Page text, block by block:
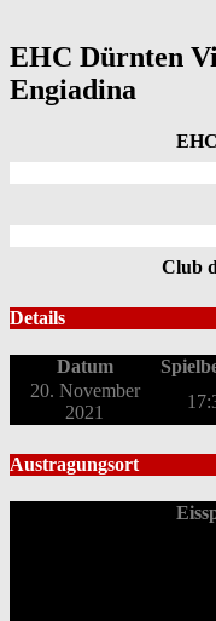
EHC Dürnten
Engiadina
Club
Details
Datum
20. November
2021
Austragungsort